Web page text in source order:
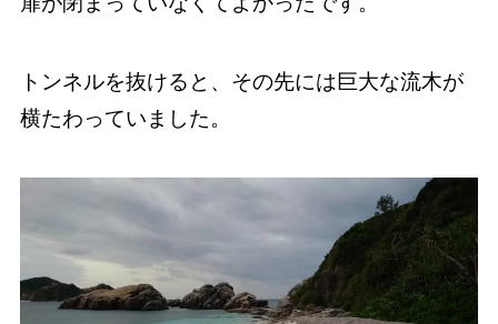
トンネルを抜けると、その先には巨大な流木が
横たわっていました。